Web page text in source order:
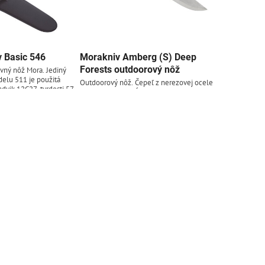
Basic 546
nôž Mora. Jediný
511 je použitá
12C27, tvrdosti 57-
Morakniv Amberg (S) Deep
Forests outdoorový nôž
Outdoorový nôž. Čepeľ z nerezovej ocele
Sandvik 12C27. Dĺžka čepele 10,9 cm,